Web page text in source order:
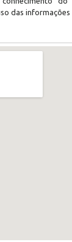
das informações